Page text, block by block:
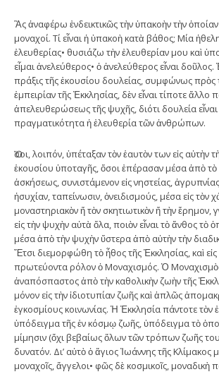
Ἂς ἀναφέρω ἐνδεικτικῶς τὴν ὑπακοὴν τὴν ὁποίαν
μοναχοί. Τί εἶναι ἡ ὑπακοὴ κατὰ βάθος; Μία
ἐλευθερίας• θυσιάζω τὴν ἐλευθερίαν μου καὶ
εἶμαι ἀνελεύθερος• ὁ ἀνελεύθερος εἶναι
πράξις τῆς ἑκουσίου δουλείας, συμφώνως πρὸς
ἐμπειρίαν τῆς Ἐκκλησίας, δὲν εἶναι τίποτε ἄλλο
ἀπελευθερώσεως τῆς ψυχῆς, διότι δουλεία
πραγματικότητα ἡ ἐλευθερία τῶν ἀνθρώπων.
Ὅσοι, λοιπόν, ὑπέταξαν τὸν ἑαυτὸν των εἰς αὐτὴν
ἑκουσίου ὑποταγῆς, ὅσοι ἐπέρασαν μέσα ἀπὸ τὸ
ἀσκήσεως, συνιστάμενον εἰς νηστείας,
ἡσυχίαν, ταπείνωσιν, ὀνειδισμούς, μέσα εἰς τὸν
μοναστηριακὸν ἤ τὸν σκητιωτικὸν ἤ τὴν ἔρημον,
εἰς τὴν ψυχὴν αὐτὰ ὅλα, ποιὸν εἶναι τὸ ἄνθος τὸ
μέσα ἀπὸ τὴν ψυχὴν ὕστερα ἀπὸ αὐτὴν τὴν
Ἔτσι διεμορφώθη τὸ ἦθος τῆς Ἐκκλησίας, καὶ εἰς
πρωτεύοντα ρόλον ὁ Μοναχισμός. Ὁ Μοναχισμὸς
ἀναπόσπαστος ἀπὸ τὴν καθολικὴν ζωὴν τῆς
μόνον εἰς τὴν ἰδιοτυπίαν ζωῆς καὶ ἁπλῶς
ἐγκοσμίους κοινωνίας. Ἡ Ἐκκλησία πάντοτε
ὑπόδειγμα τῆς ἐν κόσμῳ ζωῆς, ὑπόδειγμα τὸ
μίμησιν (ὄχι βεβαίως ὅλων τῶν τρόπων ζωῆς
δυνατόν. Δι’ αὐτὸ ὁ ἅγιος Ἰωάννης τῆς Κλίμακος
μοναχοῖς, ἄγγελοι• φῶς δὲ κοσμικοῖς, μοναδικὴ